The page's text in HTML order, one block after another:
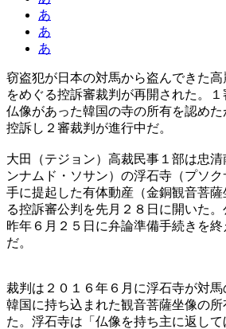
あ
あ
あ
窃盗犯が日本の対馬から盗んできた
をめぐる控訴審裁判が再開された。
仏像があった韓国の寺の所有を認め
控訴し２審裁判が進行中だ。
大田（テジョン）高裁民事１部は忠
ンナムド・ソサン）の浮石寺（プソ
手に提起した有体動産（金銅観音菩
る控訴審公判を先月２８日に開いた
昨年６月２５日に弁論準備手続きを
だ。
裁判は２０１６年６月に浮石寺が対
韓国に持ち込まれた観音菩薩坐像の
た。浮石寺は「仏像を持ち主に返し